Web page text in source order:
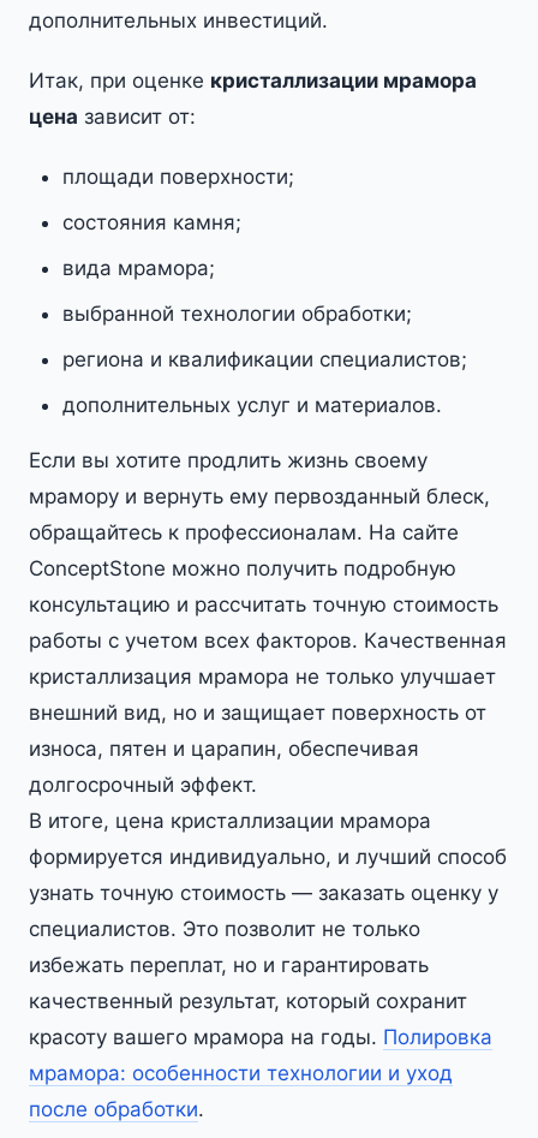
дополнительных инвестиций.
Итак, при оценке кристаллизации мрамора
цена зависит от:
площади поверхности;
состояния камня;
вида мрамора;
выбранной технологии обработки;
региона и квалификации специалистов;
дополнительных услуг и материалов.
Если вы хотите продлить жизнь своему
мрамору и вернуть ему первозданный блеск,
обращайтесь к профессионалам. На сайте
ConceptStone можно получить подробную
консультацию и рассчитать точную стоимость
работы с учетом всех факторов. Качественная
кристаллизация мрамора не только улучшает
внешний вид, но и защищает поверхность от
износа, пятен и царапин, обеспечивая
долгосрочный эффект.
В итоге, цена кристаллизации мрамора
формируется индивидуально, и лучший способ
узнать точную стоимость — заказать оценку у
специалистов. Это позволит не только
избежать переплат, но и гарантировать
качественный результат, который сохранит
красоту вашего мрамора на годы. Полировка
мрамора: особенности технологии и уход
после обработки.